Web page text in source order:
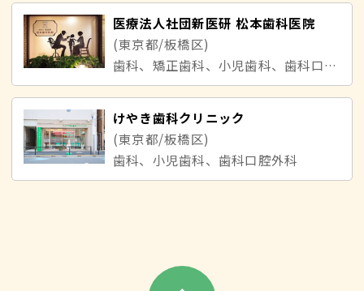
医療法人社団新医研 松本歯科医院
(東京都/板橋区)
歯科、矯正歯科、小児歯科、歯科口腔外科
けやき歯科クリニック
(東京都/板橋区)
歯科、小児歯科、歯科口腔外科